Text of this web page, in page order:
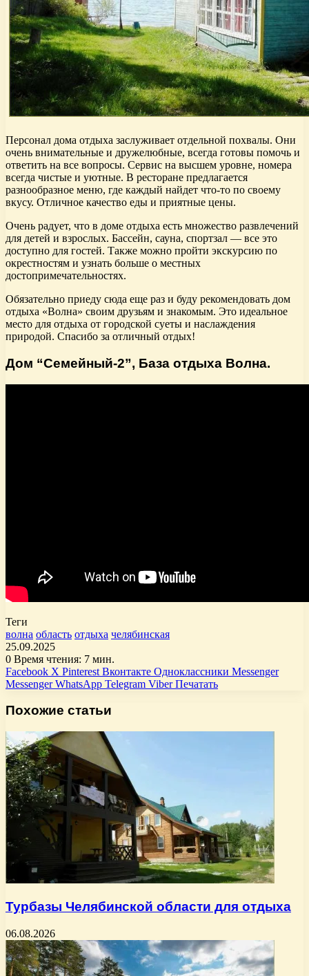
Персонал дома отдыха заслуживает отдельной похвалы. Они
очень внимательные и дружелюбные, всегда готовы помочь и
ответить на все вопросы. Сервис на высшем уровне, номера
всегда чистые и уютные. В ресторане предлагается
разнообразное меню, где каждый найдет что-то по своему
вкусу. Отличное качество еды и приятные цены.
Очень радует, что в доме отдыха есть множество развлечений
для детей и взрослых. Бассейн, сауна, спортзал — все это
доступно для гостей. Также можно пройти экскурсию по
окрестностям и узнать больше о местных
достопримечательностях.
Обязательно приеду сюда еще раз и буду рекомендовать дом
отдыха «Волна» своим друзьям и знакомым. Это идеальное
место для отдыха от городской суеты и наслаждения
природой. Спасибо за отличный отдых!
Дом “Семейный-2”, База отдыха Волна.
Теги
волна область отдыха челябинская
25.09.2025
0 Время чтения: 7 мин.
Facebook X Pinterest Вконтакте Одноклассники Messenger
Messenger WhatsApp Telegram Viber Печатать
Похожие статьи
Турбазы Челябинской области для отдыха
06.08.2026